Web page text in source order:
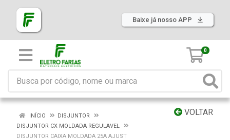
Baixe já nosso APP
0
VOLTAR
INÍCIO
DISJUNTOR
DISJUNTOR CX MOLDADA REGULAVEL
DISJUNTOR CAIXA MOLDADA 25A AJUST